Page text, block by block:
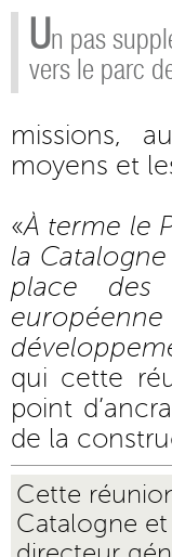
Un pas
vers le parc
missions,
moyens et
«À terme le
la
place des
qui cette
point
de la
Cette
Catalogne et